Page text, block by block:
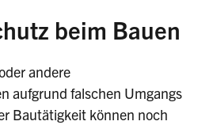
beim Bauen
andere
aufgrund falschen Umgangs
Bautätigkeit können noch